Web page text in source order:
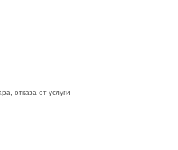
отказа от услуги